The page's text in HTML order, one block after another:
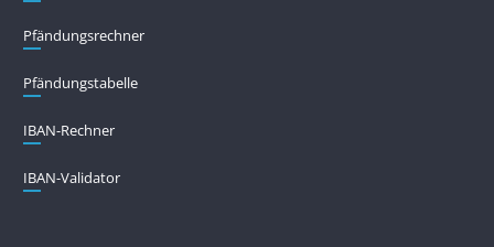
Pfändungs­rechner
Pfändungs­tabelle
IBAN-Rechner
IBAN-Validator